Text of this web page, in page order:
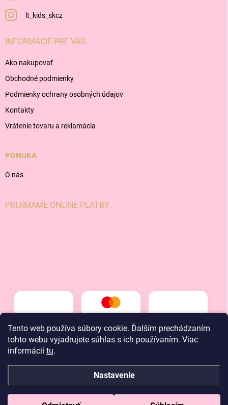
Tento web používa súbory cookie. Ďalším prechádzaním
tohto webu vyjadrujete súhlas s ich používaním. Viac
informácií tu.
Nastavenie
lt_kids_skcz
INFORMÁCIE PRE VÁS
Ako nakupovať
Obchodné podmienky
Podmienky ochrany osobných údajov
Kontakty
Vrátenie tovaru a reklamácia
PONUKA
O nás
PRIJÍMAME ONLINE PLATBY
Copyright 2026LT kids. Všetky práva vyhradené.